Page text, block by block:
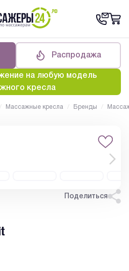
Распродажа
на любую модель
кресла
Массажные кресла / Бренды /
Поделиться